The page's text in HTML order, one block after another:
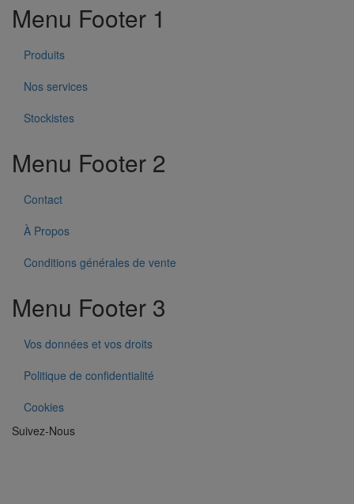
Menu Footer 1
Produits
Nos services
Stockistes
Menu Footer 2
Contact
À Propos
Conditions générales de vente
Menu Footer 3
Vos données et vos droits
Politique de confidentialité
Cookies
Suivez-Nous